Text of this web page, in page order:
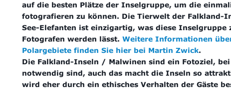
auf die besten Plätze der Inselgruppe, um die
fotografieren zu können. Die Tierwelt der Falkland-
See-Elefanten ist einzigartig, was diese
Fotografen werden lässt. Weitere Informationen
Polargebiete finden Sie hier bei Martin Zwick.
Die Falkland-Inseln / Malwinen sind ein Fotoziel,
notwendig sind, auch das macht die Inseln so
wird eher durch ein ethisches Verhalten der Gäste